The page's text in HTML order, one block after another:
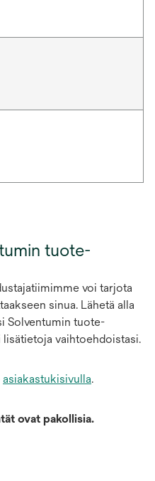
tuote-
voi tarjota
sinua. Lähetä alla
Solventumin tuote-
lisätietoja vaihtoehdoistasi.
asiakastukisivulla.
ovat pakollisia.